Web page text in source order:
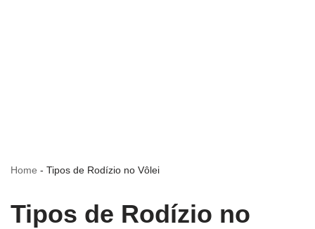
Home - Tipos de Rodízio no Vôlei
Tipos de Rodízio no